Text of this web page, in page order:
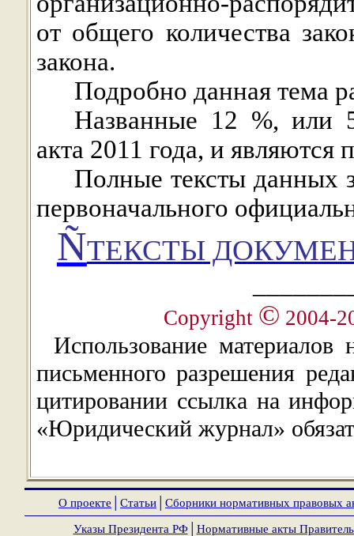
от общего количества
закона.
Подробно данная тема
Названные 12 %, или
акта 2011 года, и являются
Полные тексты данных
первоначального
ÑТЕКСТЫ
Copyright © 2004-
Использование материалов
письменного разрешения
цитировании ссылка на
«Юридический журнал»
О проекте Статьи Сборники нормативных правовых
Указы Президента РФ│ Нормативные акты